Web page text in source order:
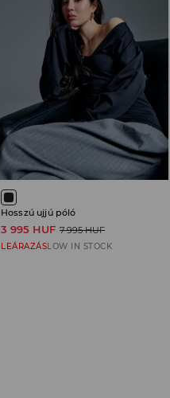
Hosszú ujjú póló
3 995 HUF 7 995 HUF
LEÁRAZÁSLOW IN STOCK